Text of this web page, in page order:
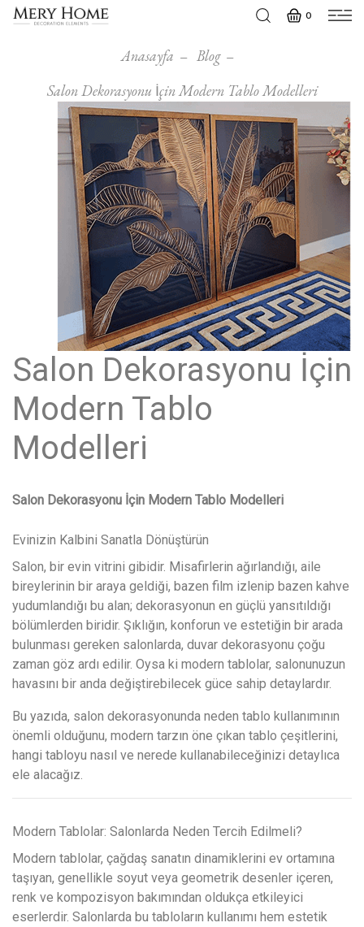
0
Anasayfa
Blog
Salon Dekorasyonu İçin Modern Tablo Modelleri
Salon Dekorasyonu İçin
Modern Tablo
Modelleri
Salon Dekorasyonu İçin Modern Tablo Modelleri
Evinizin Kalbini Sanatla Dönüştürün
Salon, bir evin vitrini gibidir. Misafirlerin ağırlandığı, aile
bireylerinin bir araya geldiği, bazen film izlenip bazen kahve
yudumlandığı bu alan; dekorasyonun en güçlü yansıtıldığı
bölümlerden biridir. Şıklığın, konforun ve estetiğin bir arada
bulunması gereken salonlarda, duvar dekorasyonu çoğu
zaman göz ardı edilir. Oysa ki modern tablolar, salonunuzun
havasını bir anda değiştirebilecek güce sahip detaylardır.
Bu yazıda, salon dekorasyonunda neden tablo kullanımının
önemli olduğunu, modern tarzın öne çıkan tablo çeşitlerini,
hangi tabloyu nasıl ve nerede kullanabileceğinizi detaylıca
ele alacağız.
Modern Tablolar: Salonlarda Neden Tercih Edilmeli?
Modern tablolar, çağdaş sanatın dinamiklerini ev ortamına
taşıyan, genellikle soyut veya geometrik desenler içeren,
renk ve kompozisyon bakımından oldukça etkileyici
eserlerdir. Salonlarda bu tabloların kullanımı hem estetik